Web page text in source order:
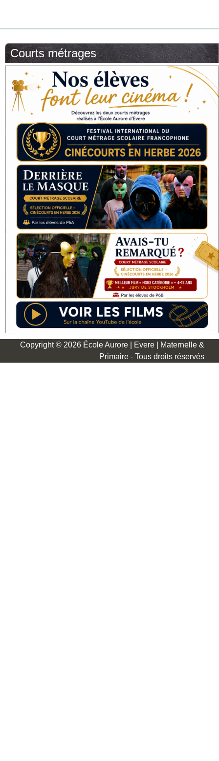
Courts métrages
Copyright © 2026 École Aurore | Evere | Maternelle &
Primaire - Tous droits réservés